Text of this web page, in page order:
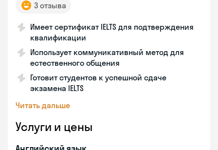
3 отзыва
Имеет сертификат IELTS для подтверждения
квалификации
Использует коммуникативный метод для
естественного общения
Готовит студентов к успешной сдаче
экзамена IELTS
Читать дальше
Услуги и цены